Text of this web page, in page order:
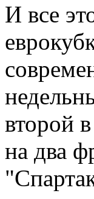
И все
второй
на два